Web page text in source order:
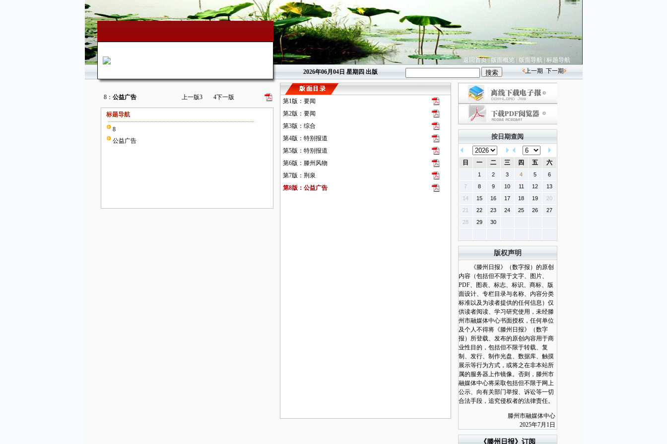
8： 公益广告 上一版3 4下一版
标题导航
8
公益广告
返回首页| 版面概览| 版面导航| 标题导航
2026年06月04日 星期四 出版 上一期 下一期
第1版：要闻
第2版：要闻
第3版：综合
第4版：特别报道
第5版：特别报道
第6版：滕州风物
第7版：荆泉
第8版：公益广告
按日期查阅
日 一 二 三 四 五 六
1 2 3 4 5
6
7
8 9 10 11 12
13
14
15 16 17 18 19
20
21
22 23 24 25 26
27
28
29 30
版权声明
《滕州日报》（数字报）的原创
内容（包括但不限于文字、图片、
PDF、图表、标志、标识、商标、版
面设计、专栏目录与名称、内容分类
标准以及为读者提供的任何信息）仅
供读者阅读、学习研究使用，未经滕
州市融媒体中心书面授权，任何单位
及个人不得将《滕州日报》（数字
报）所登载、发布的原创内容用于商
业性目的，包括但不限于转载、复
制、发行、制作光盘、数据库、触摸
展示等行为方式，或将之在非本站所
属的服务器上作镜像。否则，滕州市
融媒体中心将采取包括但不限于网上
公示、向有关部门举报、诉讼等一切
合法手段，追究侵权者的法律责任。
滕州市融媒体中心
2025年7月1日